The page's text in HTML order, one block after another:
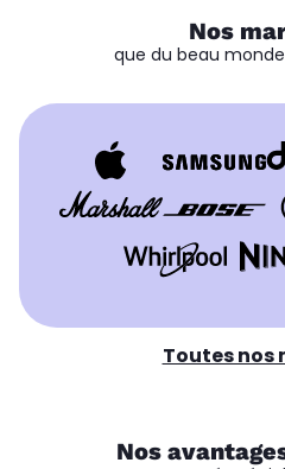
Nos
que du beau
Toutes nos
Nos